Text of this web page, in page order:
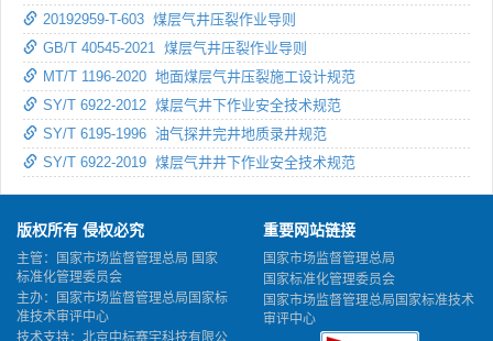
20192959-T-603 煤层气井压裂作业导则
GB/T 40545-2021 煤层气井压裂作业导则
MT/T 1196-2020 地面煤层气井压裂施工设计规范
SY/T 6922-2012 煤层气井下作业安全技术规范
SY/T 6195-1996 油气探井完井地质录井规范
SY/T 6922-2019 煤层气井井下作业安全技术规范
版权所有 侵权必究
主管：国家市场监督管理总局 国家
标准化管理委员会
主办：国家市场监督管理总局国家标
准技术审评中心
技术支持：北京中标赛宇科技有限公
重要网站链接
国家市场监督管理总局
国家标准化管理委员会
国家市场监督管理总局国家标准技术
审评中心